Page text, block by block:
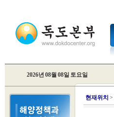
2026년 08월 08일 토요일
현재위치 >